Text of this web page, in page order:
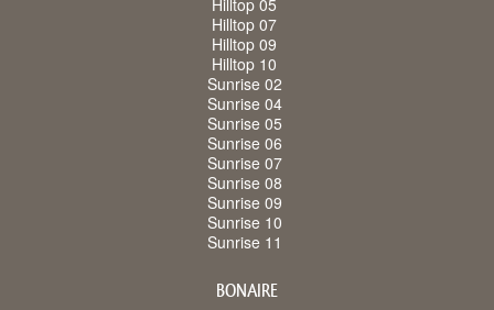
Hilltop 05
Hilltop 07
Hilltop 09
Hilltop 10
Sunrise 02
Sunrise 04
Sunrise 05
Sunrise 06
Sunrise 07
Sunrise 08
Sunrise 09
Sunrise 10
Sunrise 11
BONAIRE